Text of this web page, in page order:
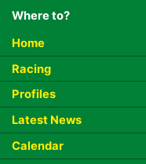
Where to?
Home
Racing
Profiles
Latest News
Calendar